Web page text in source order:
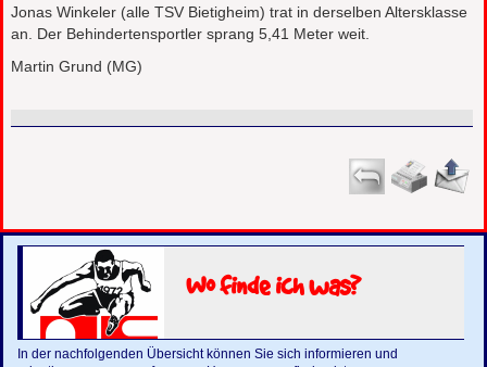
Jonas Winkeler (alle TSV Bietigheim) trat in derselben Altersklasse
an. Der Behinderten­sportler sprang 5,41 Meter weit.
Martin Grund (MG)
Wo finde ich was?
In der nachfolgenden Übersicht können Sie sich informieren und